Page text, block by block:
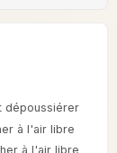
dépoussiérer
à l'air libre
à l'air libre